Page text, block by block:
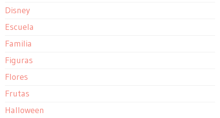
Disney
Escuela
Familia
Figuras
Flores
Frutas
Halloween